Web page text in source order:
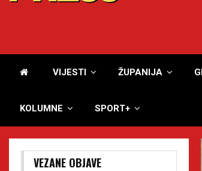
VIJESTI ŽUPANIJA
KOLUMNE SPORT+
VEZANE OBJAVE